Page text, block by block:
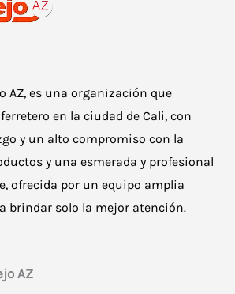
AZ, es una organización que
en la ciudad de Cali, con
y un alto compromiso con la
y una esmerada y profesional
ofrecida por un equipo amplia
brindar solo la mejor atención.
AZ